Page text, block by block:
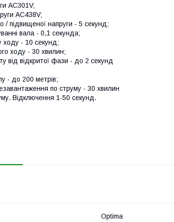
AC301V;
AC438V;
/ підвищеної напруги - 5 секунд;
вала - 0,1 секунда;
ходу - 10 секунд;
ходу - 30 хвилин;
від відкритої фази - до 2 секунд
- до 200 метрів;
по струму - 30 хвилин
Відключення 1-50 секунд.
Optima